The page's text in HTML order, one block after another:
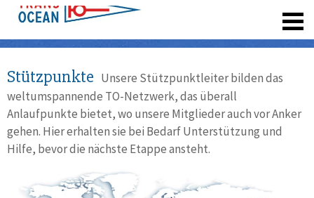
Stützpunkte Unsere Stützpunktleiter bilden das
weltumspannende TO-Netzwerk, das überall
Anlaufpunkte bietet, wo unsere Mitglieder auch vor Anker
gehen. Hier erhalten sie bei Bedarf Unterstützung und
Hilfe, bevor die nächste Etappe ansteht.